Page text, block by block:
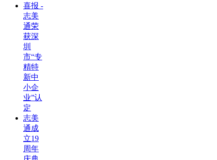
喜报 -
志美
通荣
获深
圳
市“专
精特
新中
小企
业”认
定
志美
通成
立19
周年